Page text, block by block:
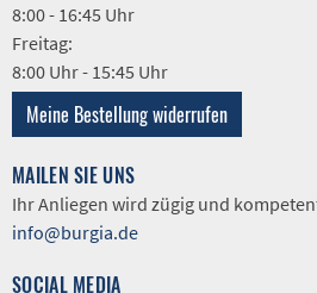
8:00 - 16:45 Uhr
Freitag:
8:00 Uhr - 15:45 Uhr
Meine Bestellung widerrufen
MAILEN SIE UNS
Ihr Anliegen wird zügig und
info@burgia.de
SOCIAL MEDIA